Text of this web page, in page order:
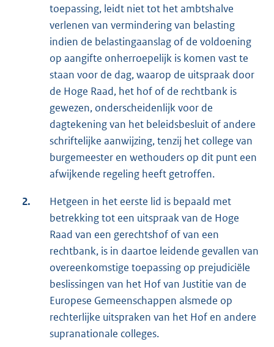
toepassing, leidt niet tot het ambtshalve
verlenen van vermindering van belasting
indien de belastingaanslag of de voldoening
op aangifte onherroepelijk is komen vast te
staan voor de dag, waarop de uitspraak door
de Hoge Raad, het hof of de rechtbank is
gewezen, onderscheidenlijk voor de
dagtekening van het beleidsbesluit of andere
schriftelijke aanwijzing, tenzij het college van
burgemeester en wethouders op dit punt een
afwijkende regeling heeft getroffen.
2.
Hetgeen in het eerste lid is bepaald met
betrekking tot een uitspraak van de Hoge
Raad van een gerechtshof of van een
rechtbank, is in daartoe leidende gevallen van
overeenkomstige toepassing op prejudiciële
beslissingen van het Hof van Justitie van de
Europese Gemeenschappen alsmede op
rechterlijke uitspraken van het Hof en andere
supranationale colleges.